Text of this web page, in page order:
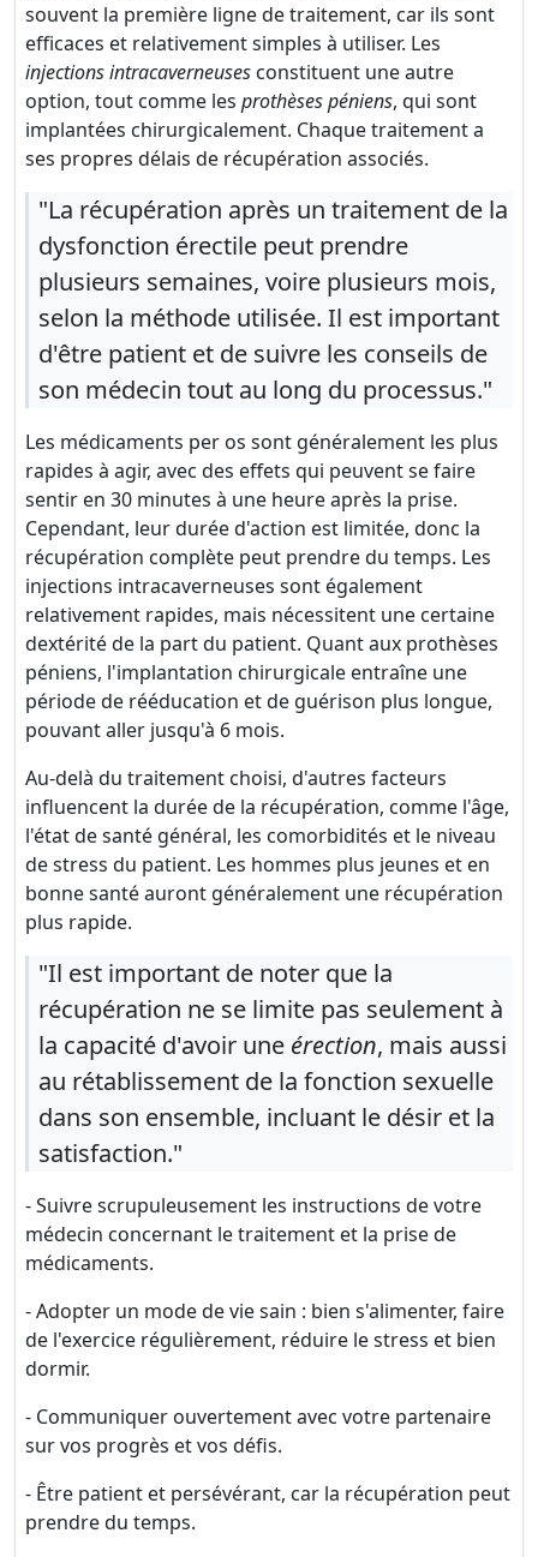
souvent la première ligne de traitement, car ils sont
efficaces et relativement simples à utiliser. Les
injections intracaverneuses constituent une autre
option, tout comme les prothèses péniens, qui sont
implantées chirurgicalement. Chaque traitement a
ses propres délais de récupération associés.
"La récupération après un traitement de la
dysfonction érectile peut prendre
plusieurs semaines, voire plusieurs mois,
selon la méthode utilisée. Il est important
d'être patient et de suivre les conseils de
son médecin tout au long du processus."
Les médicaments per os sont généralement les plus
rapides à agir, avec des effets qui peuvent se faire
sentir en 30 minutes à une heure après la prise.
Cependant, leur durée d'action est limitée, donc la
récupération complète peut prendre du temps. Les
injections intracaverneuses sont également
relativement rapides, mais nécessitent une certaine
dextérité de la part du patient. Quant aux prothèses
péniens, l'implantation chirurgicale entraîne une
période de rééducation et de guérison plus longue,
pouvant aller jusqu'à 6 mois.
Au-delà du traitement choisi, d'autres facteurs
influencent la durée de la récupération, comme l'âge,
l'état de santé général, les comorbidités et le niveau
de stress du patient. Les hommes plus jeunes et en
bonne santé auront généralement une récupération
plus rapide.
"Il est important de noter que la
récupération ne se limite pas seulement à
la capacité d'avoir une érection, mais aussi
au rétablissement de la fonction sexuelle
dans son ensemble, incluant le désir et la
satisfaction."
- Suivre scrupuleusement les instructions de votre
médecin concernant le traitement et la prise de
médicaments.
- Adopter un mode de vie sain : bien s'alimenter, faire
de l'exercice régulièrement, réduire le stress et bien
dormir.
- Communiquer ouvertement avec votre partenaire
sur vos progrès et vos défis.
- Être patient et persévérant, car la récupération peut
prendre du temps.